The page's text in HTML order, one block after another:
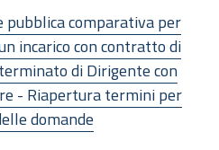
pubblica comparativa per
incarico con contratto di
di Dirigente con
- Riapertura termini per
domande